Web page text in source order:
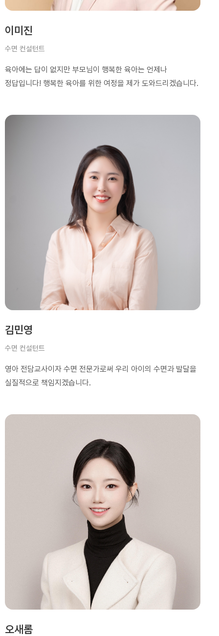
이미진
수면 컨설턴트
육아에는 답이 없지만 부모님이 행복한 육아는 언제나
정답입니다! 행복한 육아를 위한 여정을 제가 도와드리겠습니다.
김민영
수면 컨설턴트
영아 전담교사이자 수면 전문가로써 우리 아이의 수면과 발달을
실질적으로 책임지겠습니다.
오새롬